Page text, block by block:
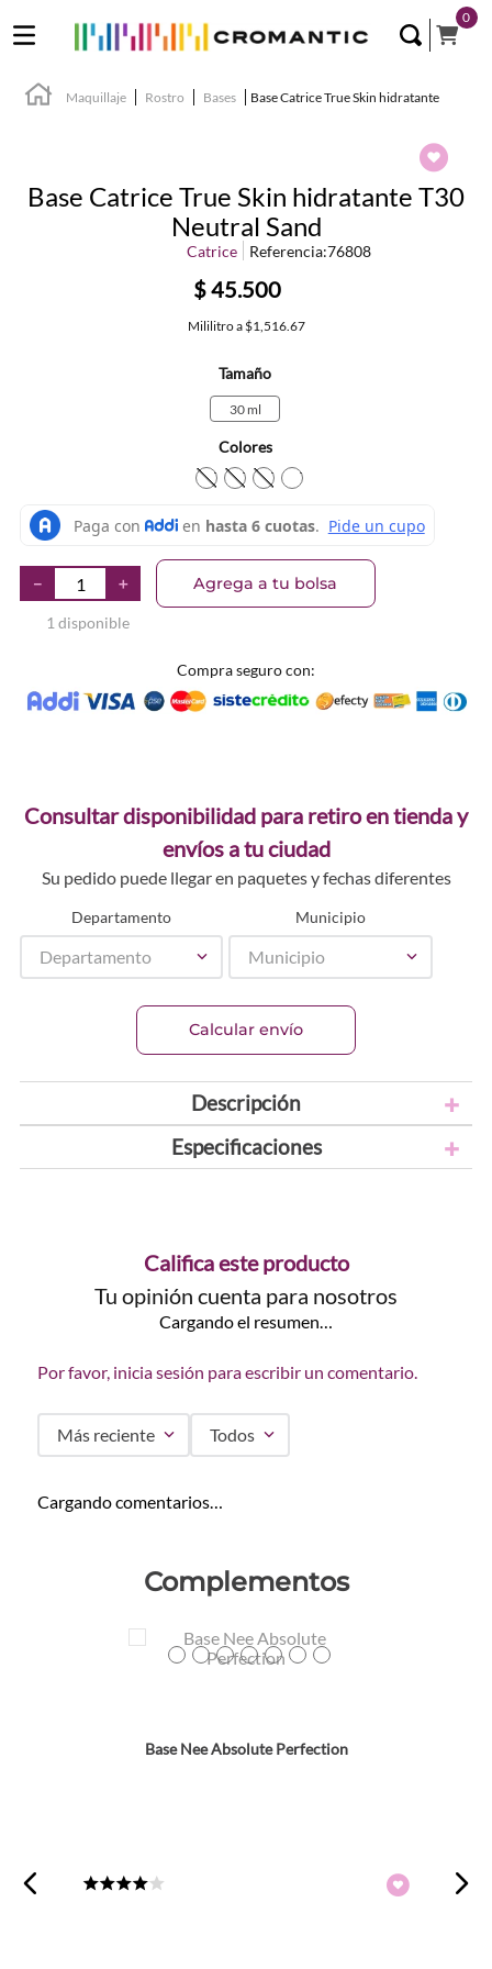
0
Maquillaje Rostro Bases Base Catrice True Skin hidratante
Base Catrice True Skin hidratante T30
Neutral Sand
Catrice Referencia:76808
$45.500
Mililitroa $1,516.67
Tamaño
30 ml
Colores
TEXTURA_4059729282026
TEXTURA_4059729277206
TEXTURA_4059729282040
TEXTURA_71249658666
＋
－
1 disponible
Agrega a tu bolsa
Compra seguro con:
Consultar disponibilidad para retiro en tienda y
envíos a tu ciudad
Su pedido puede llegar en paquetes y fechas diferentes
Departamento
Departamento
Municipio
Municipio
Calcular envío
Descripción
Especificaciones
Califica este producto
Tu opinión cuenta para nosotros
Cargando el resumen…
Por favor, inicia sesión para escribir un comentario.
Más reciente Todos
Cargando comentarios…
Complementos
Base Nee Absolute Perfection